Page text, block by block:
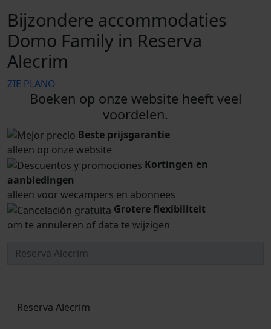
Bijzondere accommodaties
Domo Family in Reserva
Alecrim
ZIE PLANO
Boeken op onze website heeft veel
voordelen.
Beste prijsgarantie
alleen op onze website
Kortingen en
aanbiedingen
alleen voor wecampers en abonnees
Grotere flexibiliteit
om te annuleren of data te wijzigen
Reserva Alecrim